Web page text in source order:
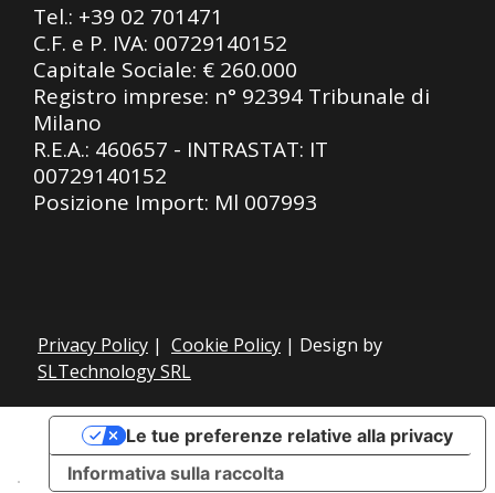
Tel.: +39 02 701471
C.F. e P. IVA: 00729140152
Capitale Sociale: € 260.000
Registro imprese: n° 92394 Tribunale di
Milano
R.E.A.: 460657 - INTRASTAT: IT
00729140152
Posizione Import: Ml 007993
Privacy Policy | Cookie Policy | Design by
SLTechnology SRL
Informativa sulla raccolta
Le tue preferenze relative alla privacy